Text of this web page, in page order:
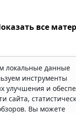
все
локальные данные
инструменты
улучшения и
сайта,
Вы можете
СЕРВИС", 2026.